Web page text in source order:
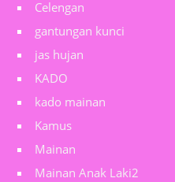
Celengan
gantungan kunci
jas hujan
KADO
kado mainan
Kamus
Mainan
Mainan Anak Laki2